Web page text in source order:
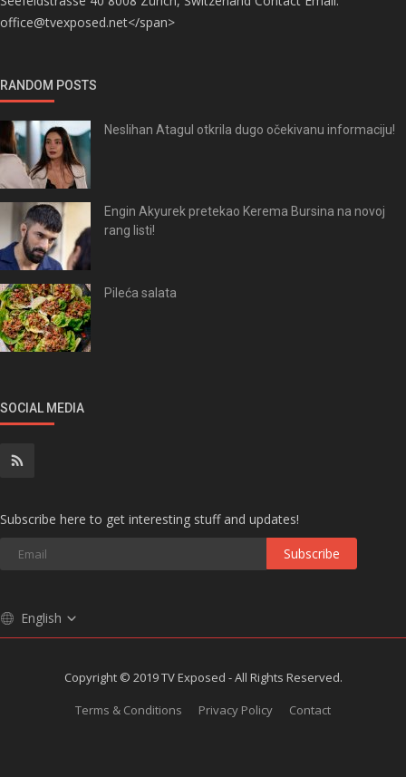
office@tvexposed.net</span>
RANDOM POSTS
Neslihan Atagul otkrila dugo očekivanu informaciju!
Engin Akyurek pretekao Kerema Bursina na novoj
rang listi!
Pileća salata
SOCIAL MEDIA
Subscribe here to get interesting stuff and updates!
Subscribe
English
Copyright © 2019 TV Exposed - All Rights Reserved.
Terms & Conditions
Privacy Policy Contact